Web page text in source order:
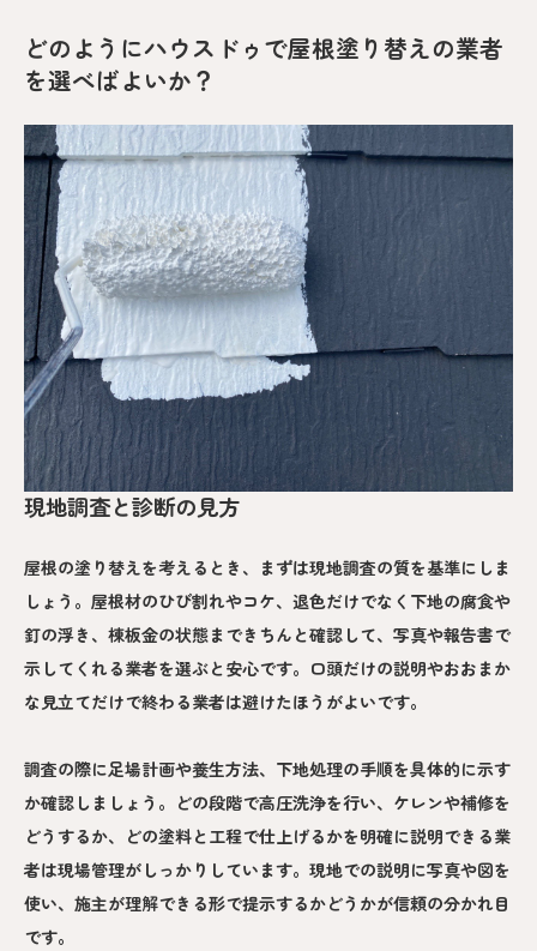
どのようにハウスドゥで屋根塗り替えの業者
を選べばよいか？
現地調査と診断の見方
屋根の塗り替えを考えるとき、まずは現地調査の質を基準にしま
しょう。屋根材のひび割れやコケ、退色だけでなく下地の腐食や
釘の浮き、棟板金の状態まできちんと確認して、写真や報告書で
示してくれる業者を選ぶと安心です。口頭だけの説明やおおまか
な見立てだけで終わる業者は避けたほうがよいです。
調査の際に足場計画や養生方法、下地処理の手順を具体的に示す
か確認しましょう。どの段階で高圧洗浄を行い、ケレンや補修を
どうするか、どの塗料と工程で仕上げるかを明確に説明できる業
者は現場管理がしっかりしています。現地での説明に写真や図を
使い、施主が理解できる形で提示するかどうかが信頼の分かれ目
です。